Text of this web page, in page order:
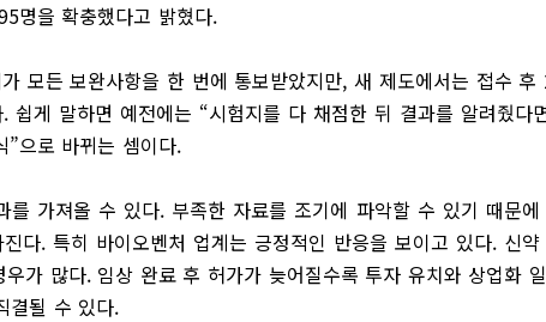
명을 확충했다고 밝혔다.
모든 보완사항을 한 번에 통보받았지만, 새 제도에서는 접수 후
게 말하면 예전에는 “시험지를 다 채점한 뒤 결과를 알려줬다
으로 바뀌는 셈이다.
가져올 수 있다. 부족한 자료를 조기에 파악할 수 있기 때문에
다. 특히 바이오벤처 업계는 긍정적인 반응을 보이고 있다. 신약
가 많다. 임상 완료 후 허가가 늦어질수록 투자 유치와 상업화
결될 수 있다.